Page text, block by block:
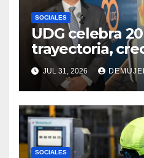
SOCIALES
UDG celebra
trayectoria,
compromiso
JUL 31, 2026
SOCIALES